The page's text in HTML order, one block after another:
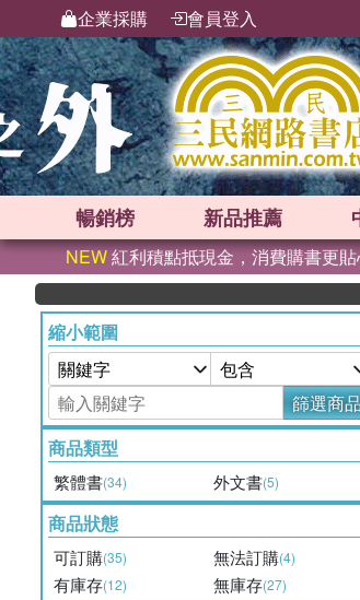
企業採購 會員登入
暢銷榜 新品推薦
NEW紅利積點抵現金，消費購書更
縮小範圍
篩選商
商品類型
繁體書(34) 外文書(5)
商品狀態
可訂購(35) 無法訂購(4)
有庫存(12) 無庫存(27)